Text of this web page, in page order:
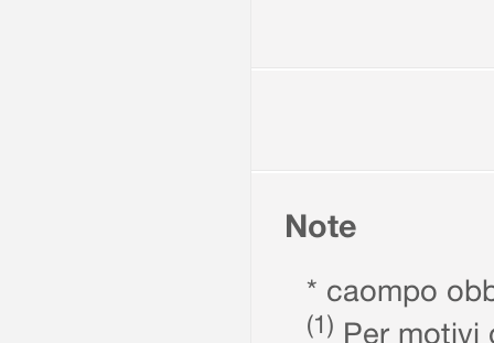
Note
* caompo
(1) Per motivi